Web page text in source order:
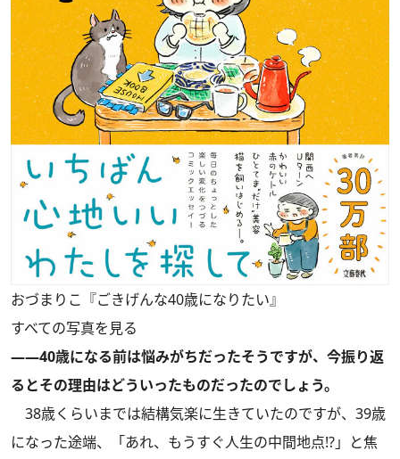
おづまりこ『ごきげんな40歳になりたい』
すべての写真を見る
――40歳になる前は悩みがちだったそうですが、今振り返
るとその理由はどういったものだったのでしょう。
38歳くらいまでは結構気楽に生きていたのですが、39歳
になった途端、「あれ、もうすぐ人生の中間地点!?」と焦